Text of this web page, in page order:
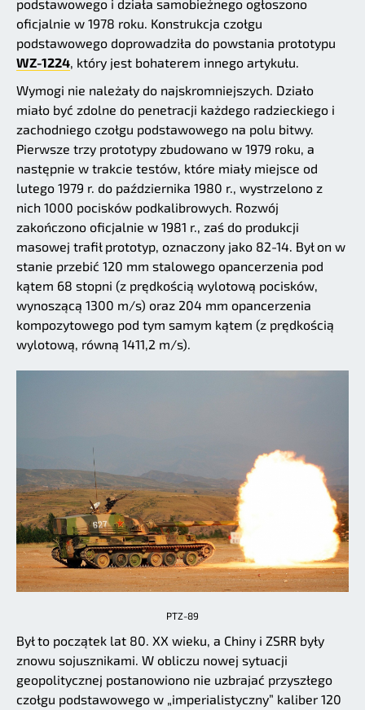
podstawowego i działa samobieżnego ogłoszono
oficjalnie w 1978 roku. Konstrukcja czołgu
podstawowego doprowadziła do powstania prototypu
WZ-1224, który jest bohaterem innego artykułu.
Wymogi nie należały do najskromniejszych. Działo
miało być zdolne do penetracji każdego radzieckiego i
zachodniego czołgu podstawowego na polu bitwy.
Pierwsze trzy prototypy zbudowano w 1979 roku, a
następnie w trakcie testów, które miały miejsce od
lutego 1979 r. do października 1980 r., wystrzelono z
nich 1000 pocisków podkalibrowych. Rozwój
zakończono oficjalnie w 1981 r., zaś do produkcji
masowej trafił prototyp, oznaczony jako 82-14. Był on w
stanie przebić 120 mm stalowego opancerzenia pod
kątem 68 stopni (z prędkością wylotową pocisków,
wynoszącą 1300 m/s) oraz 204 mm opancerzenia
kompozytowego pod tym samym kątem (z prędkością
wylotową, równą 1411,2 m/s).
PTZ-89
Był to początek lat 80. XX wieku, a Chiny i ZSRR były
znowu sojusznikami. W obliczu nowej sytuacji
geopolitycznej postanowiono nie uzbrajać przyszłego
czołgu podstawowego w „imperialistyczny” kaliber 120